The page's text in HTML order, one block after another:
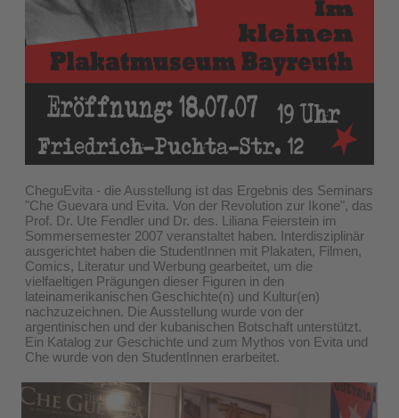
CheguEvita - die Ausstellung ist das Ergebnis des Seminars
"Che Guevara und Evita. Von der Revolution zur Ikone", das
Prof. Dr. Ute Fendler und Dr. des. Liliana Feierstein im
Sommersemester 2007 veranstaltet haben. Interdisziplinär
ausgerichtet haben die StudentInnen mit Plakaten, Filmen,
Comics, Literatur und Werbung gearbeitet, um die
vielfaeltigen Prägungen dieser Figuren in den
lateinamerikanischen Geschichte(n) und Kultur(en)
nachzuzeichnen. Die Ausstellung wurde von der
argentinischen und der kubanischen Botschaft unterstützt.
Ein Katalog zur Geschichte und zum Mythos von Evita und
Che wurde von den StudentInnen erarbeitet.